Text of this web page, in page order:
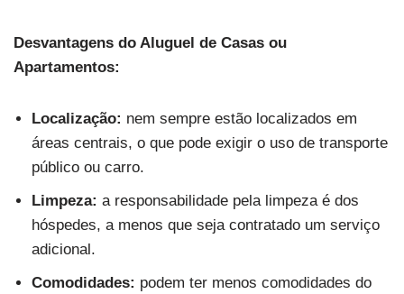
Desvantagens do Aluguel de Casas ou
Apartamentos:
Localização: nem sempre estão localizados em
áreas centrais, o que pode exigir o uso de transporte
público ou carro.
Limpeza: a responsabilidade pela limpeza é dos
hóspedes, a menos que seja contratado um serviço
adicional.
Comodidades: podem ter menos comodidades do